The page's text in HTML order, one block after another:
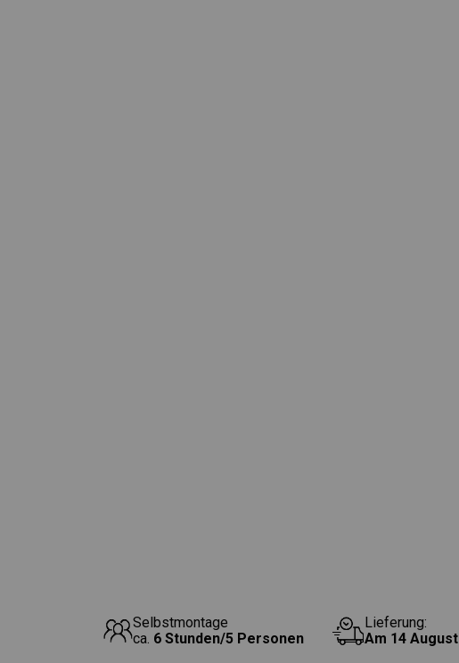
Selbstmontage
ca. 6 Stunden/5 Personen
Lieferung:
Am 14 August